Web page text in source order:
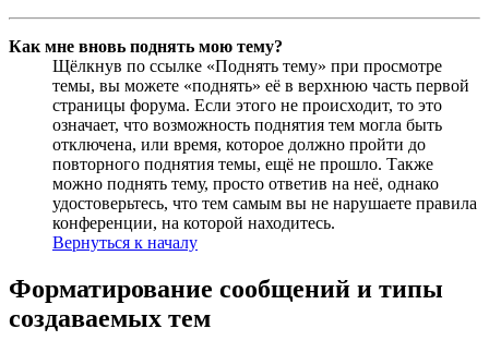
Как мне вновь поднять мою тему?
Щёлкнув по ссылке «Поднять тему» при просмотре
темы, вы можете «поднять» её в верхнюю часть первой
страницы форума. Если этого не происходит, то это
означает, что возможность поднятия тем могла быть
отключена, или время, которое должно пройти до
повторного поднятия темы, ещё не прошло. Также
можно поднять тему, просто ответив на неё, однако
удостоверьтесь, что тем самым вы не нарушаете правила
конференции, на которой находитесь.
Вернуться к началу
Форматирование сообщений и типы
создаваемых тем